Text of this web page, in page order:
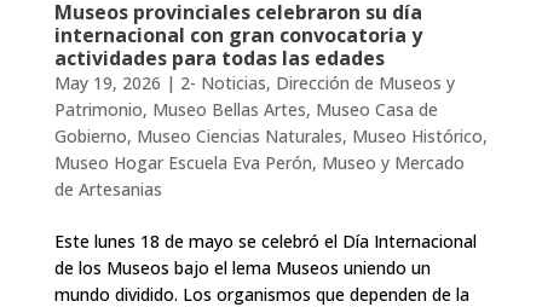
Museos provinciales celebraron su día
internacional con gran convocatoria y
actividades para todas las edades
May 19, 2026 | 2- Noticias, Dirección de Museos y
Patrimonio, Museo Bellas Artes, Museo Casa de
Gobierno, Museo Ciencias Naturales, Museo Histórico,
Museo Hogar Escuela Eva Perón, Museo y Mercado
de Artesanias
Este lunes 18 de mayo se celebró el Día Internacional
de los Museos bajo el lema Museos uniendo un
mundo dividido. Los organismos que dependen de la